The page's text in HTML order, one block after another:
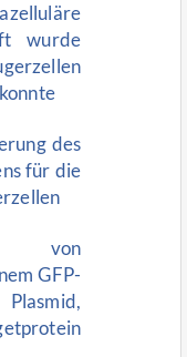
wurde
des
für die
von
GFP-